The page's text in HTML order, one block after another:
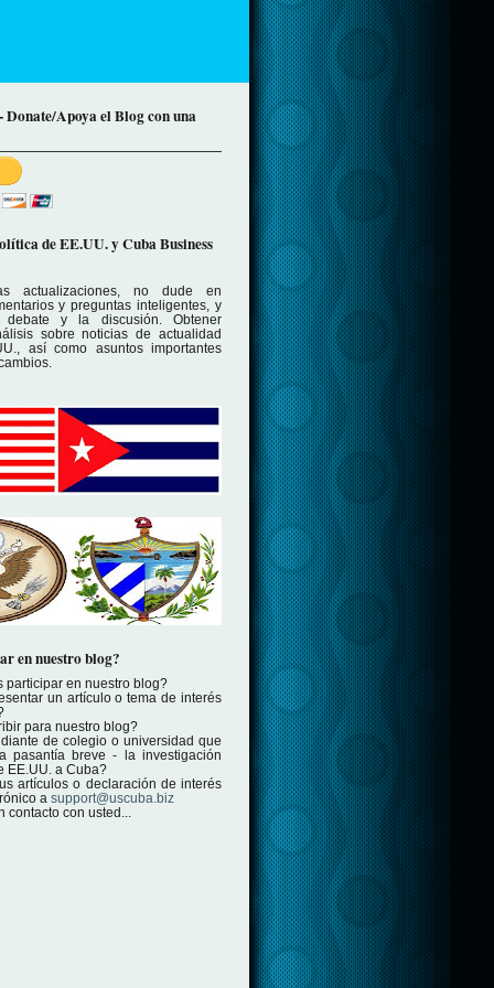
Donate/Apoya el Blog con una
de EE.UU. y Cuba Business
actualizaciones, no dude en
y preguntas inteligentes, y
y la discusión. Obtener
sobre noticias de actualidad
así como asuntos importantes
en nuestro blog?
participar en nuestro blog?
un artículo o tema de interés
para nuestro blog?
de colegio o universidad que
pasantía breve - la investigación
EE.UU. a Cuba?
artículos o declaración de interés
a support@uscuba.biz
con usted...